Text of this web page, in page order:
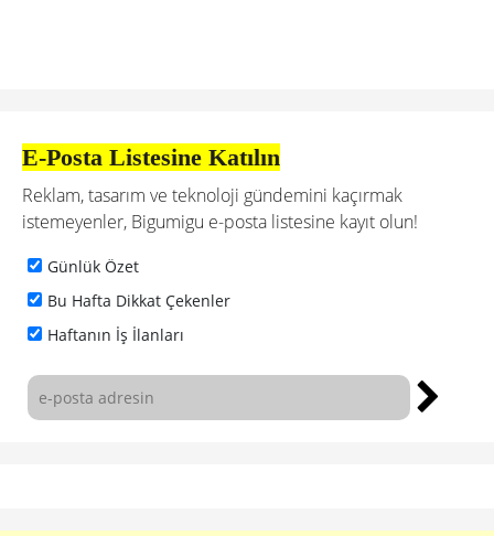
E-Posta Listesine Katılın
Reklam, tasarım ve teknoloji gündemini kaçırmak
istemeyenler, Bigumigu e-posta listesine kayıt olun!
Günlük Özet
Bu Hafta Dikkat Çekenler
Haftanın İş İlanları